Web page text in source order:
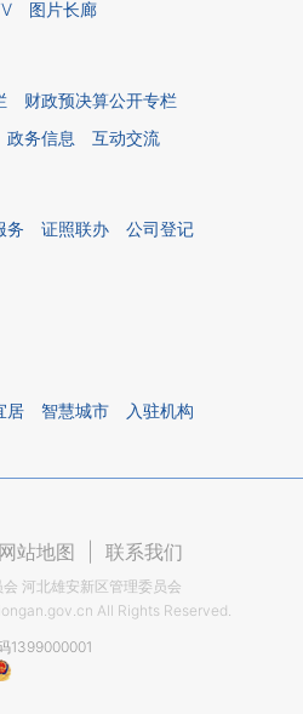
图片长廊
财政预决算公开专栏
政务信息 互动交流
务 证照联办
公司登记
居 智慧城市 入驻机构
网站地图 联系我们
河北雄安新区管理委员会
All Rights Reserved.
1399000001